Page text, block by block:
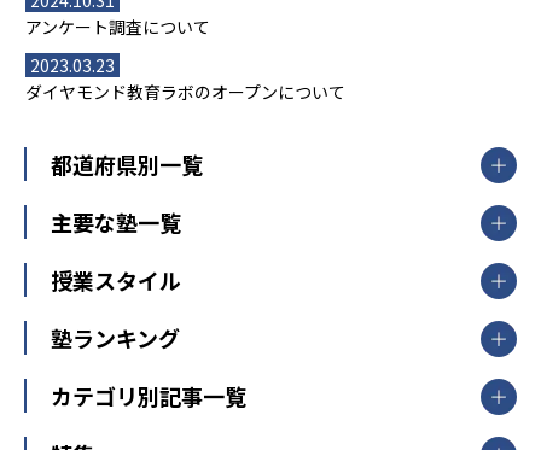
アンケート調査について
2023.03.23
ダイヤモンド教育ラボのオープンについて
都道府県別一覧
北海道・東北
山形県
福島県
関東
東京都
神奈川県
茨城県
栃木県
群馬県
主要な塾一覧
【掲載塾一覧を見る】
東京個別指導学院
明光義塾
授業スタイル
個別指導
オンライン指導
塾ランキング
中学受験ランキング
カテゴリ別記事一覧